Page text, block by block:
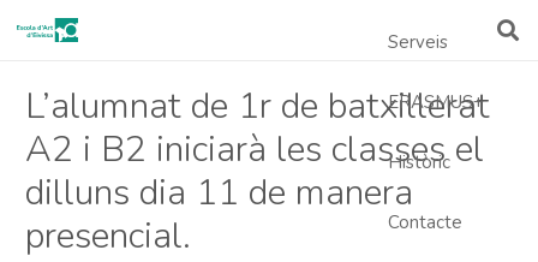
Serveis
ERASMUS+
Històric
Contacte
L’alumnat de 1r de batxillerat
A2 i B2 iniciarà les classes el
dilluns dia 11 de manera
presencial.